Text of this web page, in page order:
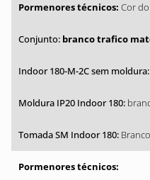
Cor
branco trafico